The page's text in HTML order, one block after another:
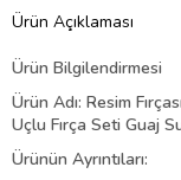
Ürün Açıklaması
Ürün Bilgilendirmesi
Ürün Adı: Resim
Uçlu Fırça Seti Guaj
Ürünün Ayrıntıları: